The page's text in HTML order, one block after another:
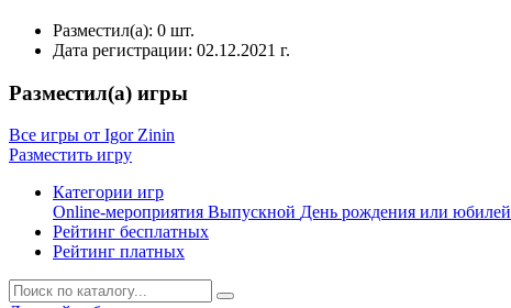
Разместил(а): 0 шт.
Дата регистрации: 02.12.2021 г.
Разместил(а) игры
Все игры от Igor Zinin
Разместить игру
Категории игр
Online-мероприятия Выпускной День рождения или юбилей
Рейтинг бесплатных
Рейтинг платных